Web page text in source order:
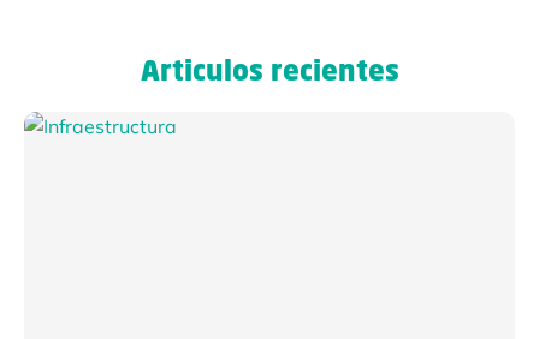
Articulos recientes